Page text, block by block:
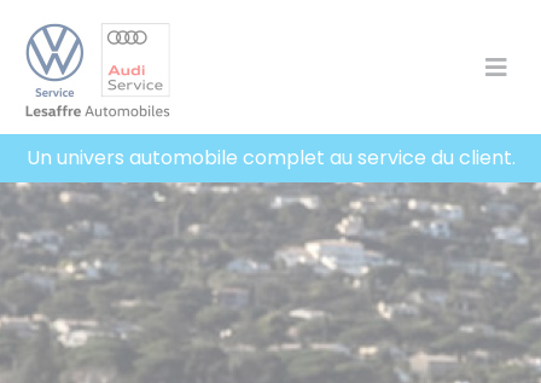
Un univers automobile complet au service du client.